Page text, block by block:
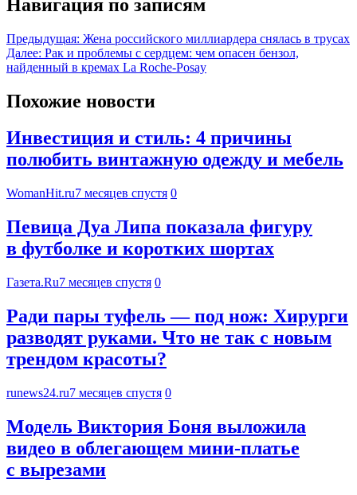
Навигация по записям
Предыдущая: Жена российского миллиардера снялась в трусах
Далее: Рак и проблемы с сердцем: чем опасен бензол,
найденный в кремах La Roche-Posay
Похожие новости
Инвестиция и стиль: 4 причины
полюбить винтажную одежду и мебель
WomanHit.ru7 месяцев спустя 0
Певица Дуа Липа показала фигуру
в футболке и коротких шортах
Газета.Ru7 месяцев спустя 0
Ради пары туфель — под нож: Хирурги
разводят руками. Что не так с новым
трендом красоты?
runews24.ru7 месяцев спустя 0
Модель Виктория Боня выложила
видео в облегающем мини-платье
с вырезами